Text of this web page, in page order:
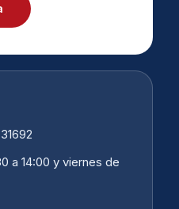
a 14:00 y viernes de